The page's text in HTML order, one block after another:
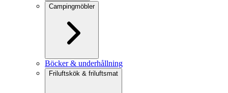
Campingmöbler
Böcker & underhållning
Friluftskök & friluftsmat